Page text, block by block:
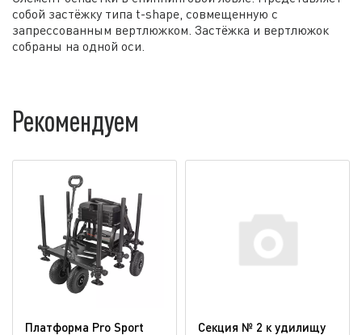
собой застёжку типа t-shape, совмещенную с
запрессованным вертлюжком. Застёжка и вертлюжок
собраны на одной оси.
Рекомендуем
Платформа Pro Sport
Секция № 2 к удилищу